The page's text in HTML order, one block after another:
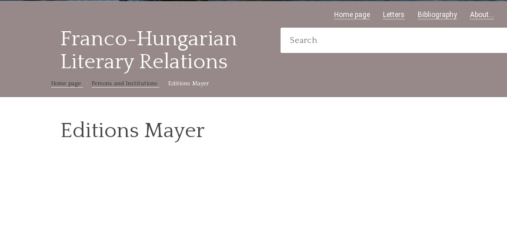
Home page Letters Bibliography About...
Franco-Hungarian
Literary Relations
Home page Persons and Institutions Editions Mayer
Editions Mayer